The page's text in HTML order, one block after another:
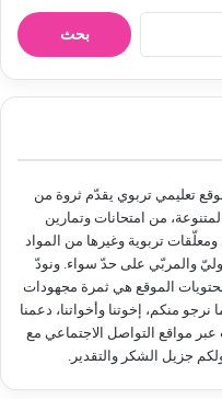
ن
تعليمي تربوي يقدّم ثروة من
المتنوعة، من امتحانات وتمارين
ومعلّقات تربوية وغيرها من المواد
والمربّي على حدّ سواء. ونودّ
الموقع هي ثمرة مجهودات
نرجو منكم، إخوتنا وأخواتنا، دعمنا
مواقع التواصل الاجتماعي مع
جزيل الشكر والتقدير.